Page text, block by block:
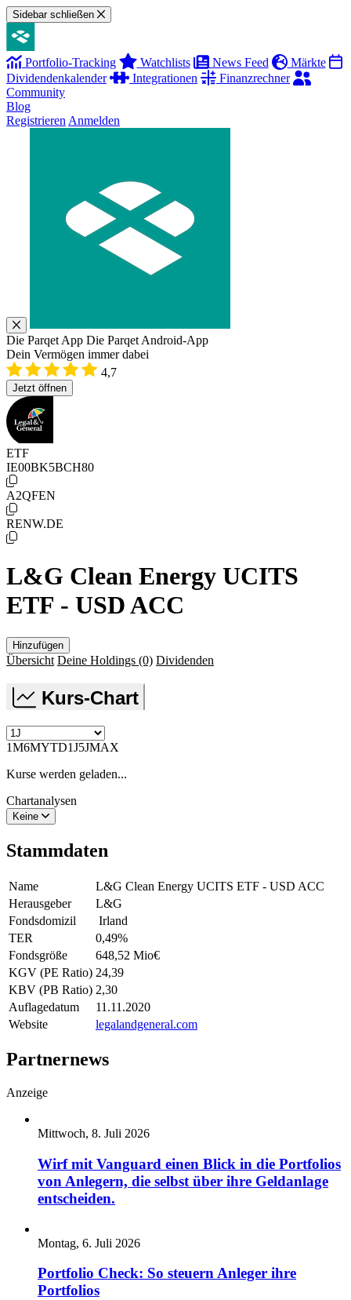
Sidebar schließen
Portfolio-Tracking Watchlists News Feed
Märkte
Dividendenkalender
Integrationen
Finanzrechner
Community
Blog
Registrieren Anmelden
Die Parqet App Die Parqet Android-App
Dein Vermögen immer dabei
4,7
Jetzt öffnen
ETF
IE00BK5BCH80
A2QFEN
RENW.DE
L&G Clean Energy UCITS
ETF - USD ACC
Hinzufügen
Übersicht Deine Holdings (0) Dividenden
Kurs-Chart
1M6MYTD1J5JMAX
Kurse werden geladen...
Chartanalysen
Keine
Stammdaten
Name
L&G Clean Energy UCITS ETF - USD ACC
Herausgeber
L&G
Fondsdomizil
Irland
TER
0,49%
Fondsgröße
648,52 Mio€
KGV (PE Ratio) 24,39
KBV (PB Ratio) 2,30
Auflagedatum
11.11.2020
Website
legalandgeneral.com
Partnernews
Anzeige
Mittwoch, 8. Juli 2026
Wirf mit Vanguard einen Blick in die Portfolios
von Anlegern, die selbst über ihre Geldanlage
entscheiden.
Montag, 6. Juli 2026
Portfolio Check: So steuern Anleger ihre
Portfolios